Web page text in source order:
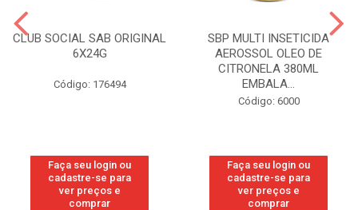
CLUB SOCIAL SAB ORIGINAL
6X24G
Código: 176494
Faça seu login ou
cadastre-se para
ver preços e
comprar
SBP MULTI INSETICIDA
AEROSSOL OLEO DE
CITRONELA 380ML
EMBALA...
Código: 6000
Faça seu login ou
cadastre-se para
ver preços e
comprar